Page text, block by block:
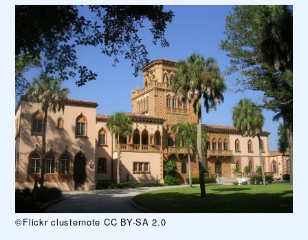
©Flickr clusternote CC BY-SA 2.0